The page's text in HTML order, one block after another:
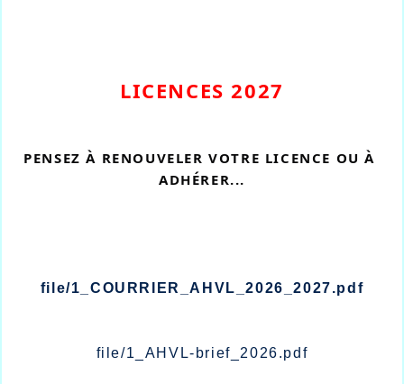
LICENCES 2027
PENSEZ À RENOUVELER VOTRE LICENCE OU À
ADHÉRER...
file/1_COURRIER_AHVL_2026_2027.pdf
file/1_AHVL-brief_2026.pdf